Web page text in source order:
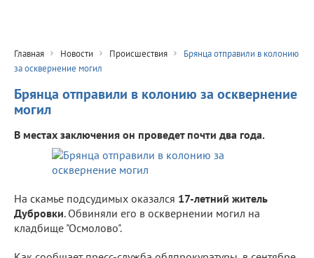
Главная Новости Происшествия
Брянца отправили в колонию
за осквернение могил
Брянца отправили в колонию за осквернение
могил
В местах заключения он проведет почти два года.
На скамье подсудимых оказался 17-летний житель
Дубровки. Обвиняли его в осквернении могил на
кладбище "Осмолово".